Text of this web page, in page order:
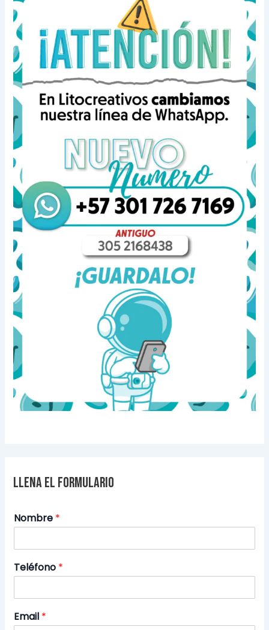
Llena el formulario
Nombre *
Teléfono *
Email *